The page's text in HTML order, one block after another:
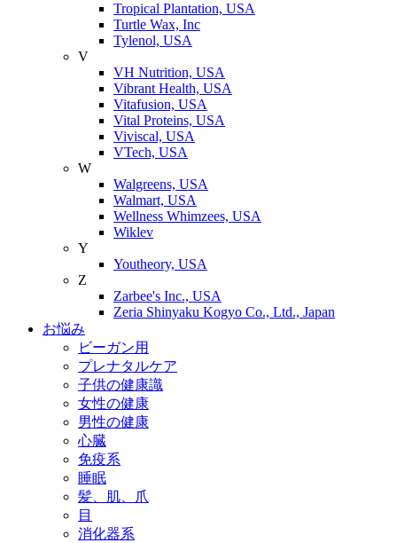
Tropical Plantation, USA
Turtle Wax, Inc
Tylenol, USA
V
VH Nutrition, USA
Vibrant Health, USA
Vitafusion, USA
Vital Proteins, USA
Viviscal, USA
VTech, USA
W
Walgreens, USA
Walmart, USA
Wellness Whimzees, USA
Wiklev
Y
Youtheory, USA
Z
Zarbee's Inc., USA
Zeria Shinyaku Kogyo Co., Ltd., Japan
お悩み
ビーガン用
プレナタルケア
子供の健康識
女性の健康
男性の健康
心臓
免疫系
睡眠
髪、肌、爪
目
消化器系